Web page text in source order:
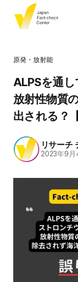
原発・放射能
ALPSを通
放射性物質
出される？
リサーチ
2023年9月